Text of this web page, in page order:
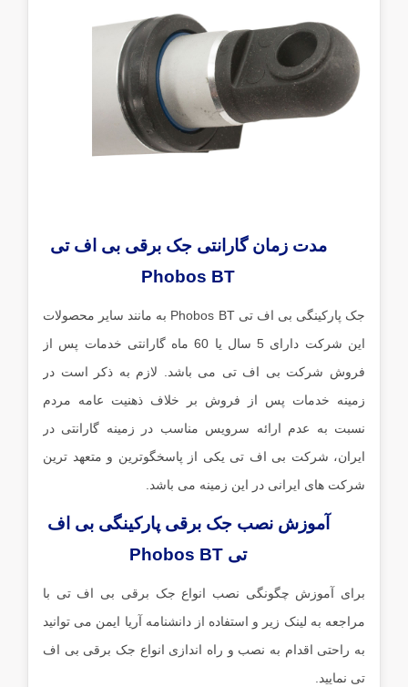
مدت زمان گارانتی جک برقی بی اف تی
Phobos BT
جک پارکینگی بی اف تی Phobos BT به مانند سایر محصولات
این شرکت دارای 5 سال یا 60 ماه گارانتی خدمات پس از
فروش شرکت بی اف تی می باشد. لازم به ذکر است در
زمینه خدمات پس از فروش بر خلاف ذهنیت عامه مردم
نسبت به عدم ارائه سرویس مناسب در زمینه گارانتی در
ایران، شرکت بی اف تی یکی از پاسخگوترین و متعهد ترین
شرکت های ایرانی در این زمینه می باشد.
آموزش نصب جک برقی پارکینگی بی اف
تی Phobos BT
برای آموزش چگونگی نصب انواع جک برقی بی اف تی با
مراجعه به لینک زیر و استفاده از دانشنامه آریا ایمن می توانید
به راحتی اقدام به نصب و راه اندازی انواع جک برقی بی اف
تی نمایید.